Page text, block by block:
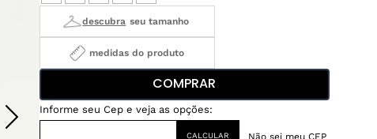
medidas do produto
COMPRAR
Não sei meu CEP